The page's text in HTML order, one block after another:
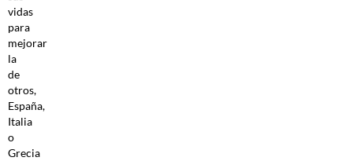
vidas
para
mejorar
la
de
otros,
España,
Italia
o
Grecia